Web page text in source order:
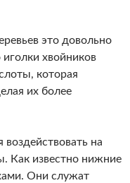
это довольно
хвойников
которая
их более
воздействовать на
Как известно нижние
Они служат